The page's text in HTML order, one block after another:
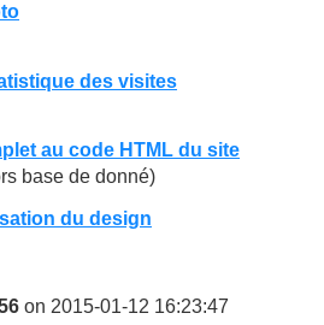
des visites
au code HTML du site
base de donné)
du design
on 2015-01-12 16:23:47